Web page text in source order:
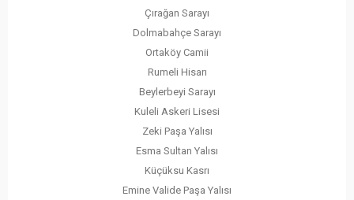
Çırağan Sarayı
Dolmabahçe Sarayı
Ortaköy Camii
Rumeli Hisarı
Beylerbeyi Sarayı
Kuleli Askeri Lisesi
Zeki Paşa Yalısı
Esma Sultan Yalısı
Küçüksu Kasrı
Emine Valide Paşa Yalısı